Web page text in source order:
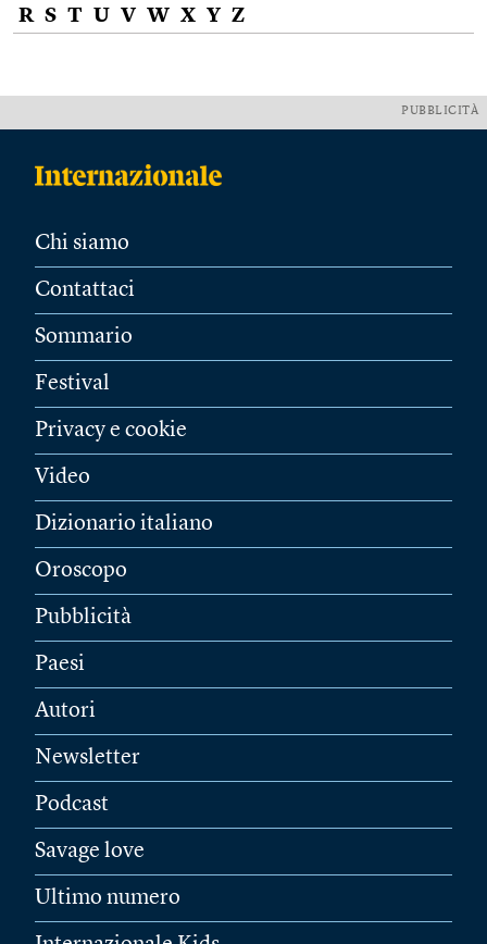
R S T U V W X Y Z
PUBBLICITÀ
Chi siamo
Contattaci
Sommario
Festival
Privacy e cookie
Video
Dizionario italiano
Oroscopo
Pubblicità
Paesi
Autori
Newsletter
Podcast
Savage love
Ultimo numero